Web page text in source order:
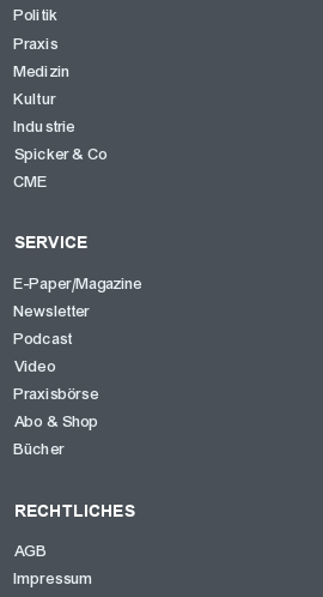
Politik
Praxis
Medizin
Kultur
Industrie
Spicker & Co
CME
SERVICE
E-Paper/Magazine
Newsletter
Podcast
Video
Praxisbörse
Abo & Shop
Bücher
RECHTLICHES
AGB
Impressum